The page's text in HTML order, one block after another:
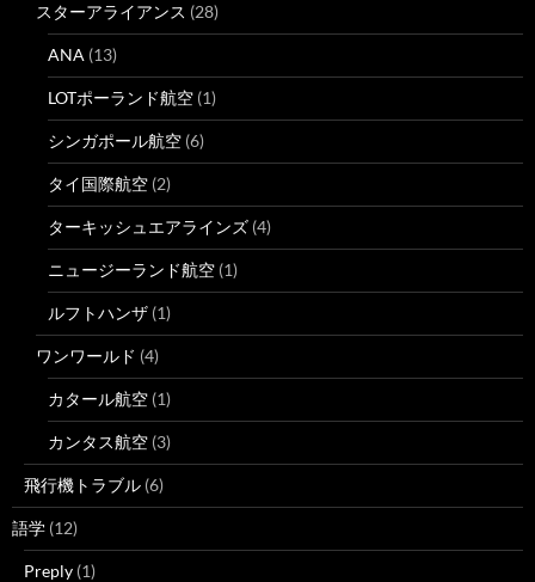
スターアライアンス (28)
ANA (13)
LOTポーランド航空 (1)
シンガポール航空 (6)
タイ国際航空 (2)
ターキッシュエアラインズ (4)
ニュージーランド航空 (1)
ルフトハンザ (1)
ワンワールド (4)
カタール航空 (1)
カンタス航空 (3)
飛行機トラブル (6)
語学 (12)
Preply (1)